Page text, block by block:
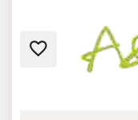
favorite_border